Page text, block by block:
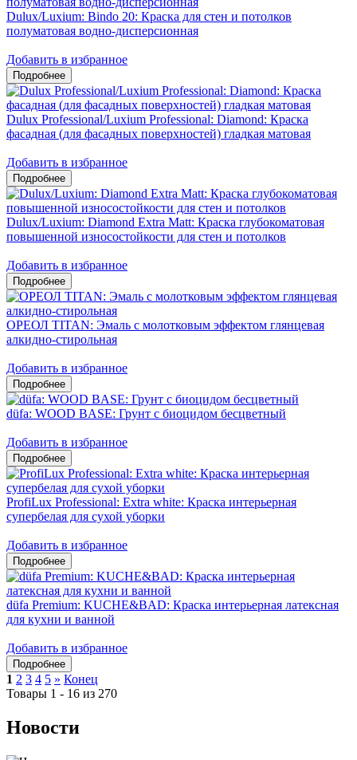
Dulux/Luxium: Bindo 20: Краска для стен и потолков
полуматовая водно-дисперсионная
Добавить в избранное
Dulux Professional/Luxium Professional: Diamond: Краска
фасадная (для фасадных поверхностей) гладкая матовая
Добавить в избранное
Dulux/Luxium: Diamond Extra Matt: Краска глубокоматовая
повышенной износостойкости для стен и потолков
Добавить в избранное
ОРЕОЛ TITAN: Эмаль с молотковым эффектом глянцевая
алкидно-стирольная
Добавить в избранное
düfa: WOOD BASE: Грунт с биоцидом бесцветный
Добавить в избранное
ProfiLux Professional: Extra white: Краска интерьерная
супербелая для сухой уборки
Добавить в избранное
düfa Premium: KUCHE&BAD: Краска интерьерная латексная
для кухни и ванной
Добавить в избранное
1 2 3 4 5 » Конец
Товары 1 - 16 из 270
Новости